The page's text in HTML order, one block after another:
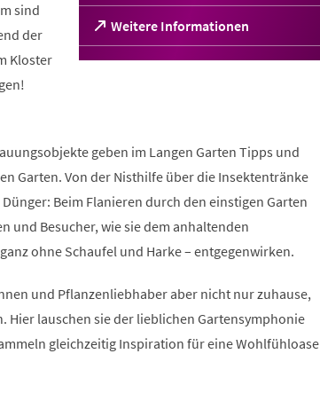
Weitere Informationen
(Öffnet
in
einem
sind
der
Kloster
geben im Langen Garten Tipps und
Garten. Von der Nisthilfe über die Insektentränke
Beim Flanieren durch den einstigen Garten
und Besucher, wie sie dem anhaltenden
ohne Schaufel und Harke – entgegenwirken.
und Pflanzenliebhaber aber nicht nur zuhause,
lauschen sie der lieblichen Gartensymphonie
gleichzeitig Inspiration für eine Wohlfühloase